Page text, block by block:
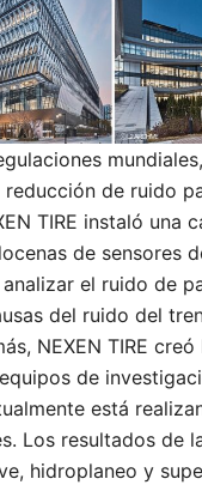
de ruido
TIRE instaló una
de sensores
el ruido de
del ruido del
NEXEN TIRE
de
está
Los resultados de
hidroplaneo y